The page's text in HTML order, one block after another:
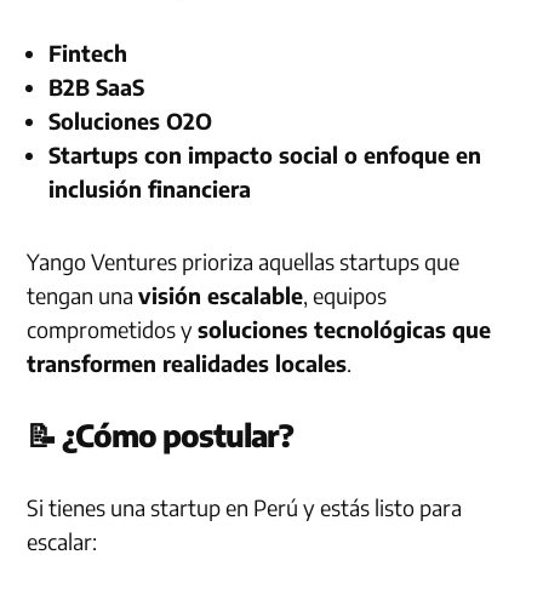
Fintech
B2B SaaS
Soluciones O2O
Startups con impacto social o enfoque en
inclusión financiera
Yango Ventures prioriza aquellas startups que
tengan unavisión escalable, equipos
comprometidos ysoluciones tecnológicas que
transformen realidades locales.
📝 ¿Cómo postular?
Si tienes una startup en Perú y estás listo para
escalar: